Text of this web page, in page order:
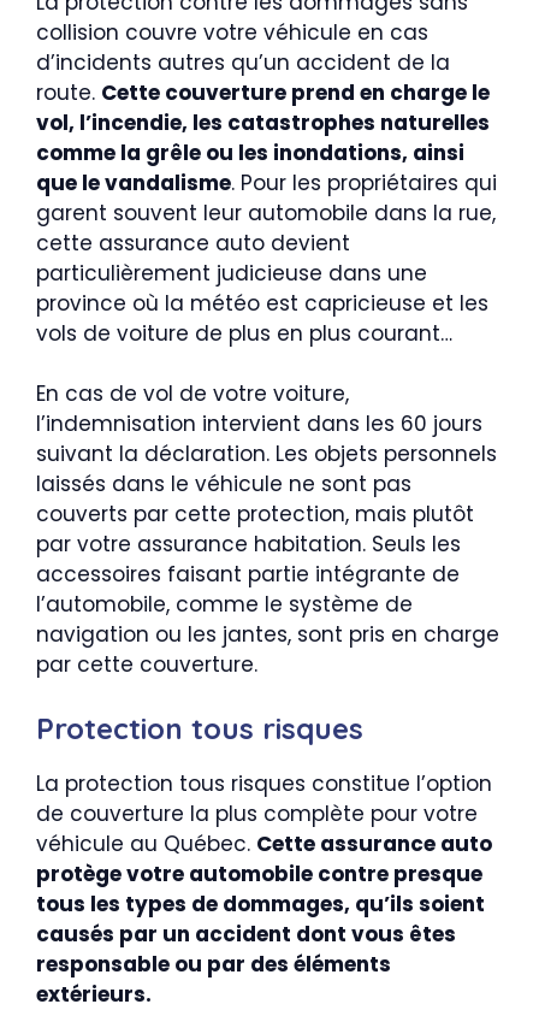
collision couvre votre véhicule en cas
d’incidents autres qu’un accident de la
route. Cette couverture prend en charge le
vol, l’incendie, les catastrophes naturelles
comme la grêle ou les inondations, ainsi
que le vandalisme. Pour les propriétaires qui
garent souvent leur automobile dans la rue,
cette assurance auto devient
particulièrement judicieuse dans une
province où la météo est capricieuse et les
vols de voiture de plus en plus courant…
En cas de vol de votre voiture,
l’indemnisation intervient dans les 60 jours
suivant la déclaration. Les objets personnels
laissés dans le véhicule ne sont pas
couverts par cette protection, mais plutôt
par votre assurance habitation. Seuls les
accessoires faisant partie intégrante de
l’automobile, comme le système de
navigation ou les jantes, sont pris en charge
par cette couverture.
Protection tous risques
La protection tous risques constitue l’option
de couverture la plus complète pour votre
véhicule au Québec. Cette assurance auto
protège votre automobile contre presque
tous les types de dommages, qu’ils soient
causés par un accident dont vous êtes
responsable ou par des éléments
extérieurs.